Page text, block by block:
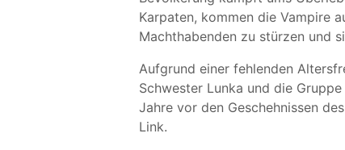
Karpaten, kommen die Vampire
Machthabenden zu stürzen und
Aufgrund einer fehlenden
Schwester Lunka und die
Jahre vor den Geschehnissen
Link.